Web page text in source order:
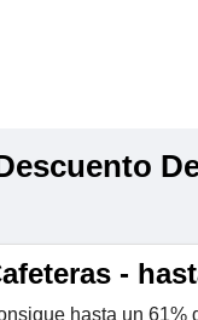
-
hasta un 61%